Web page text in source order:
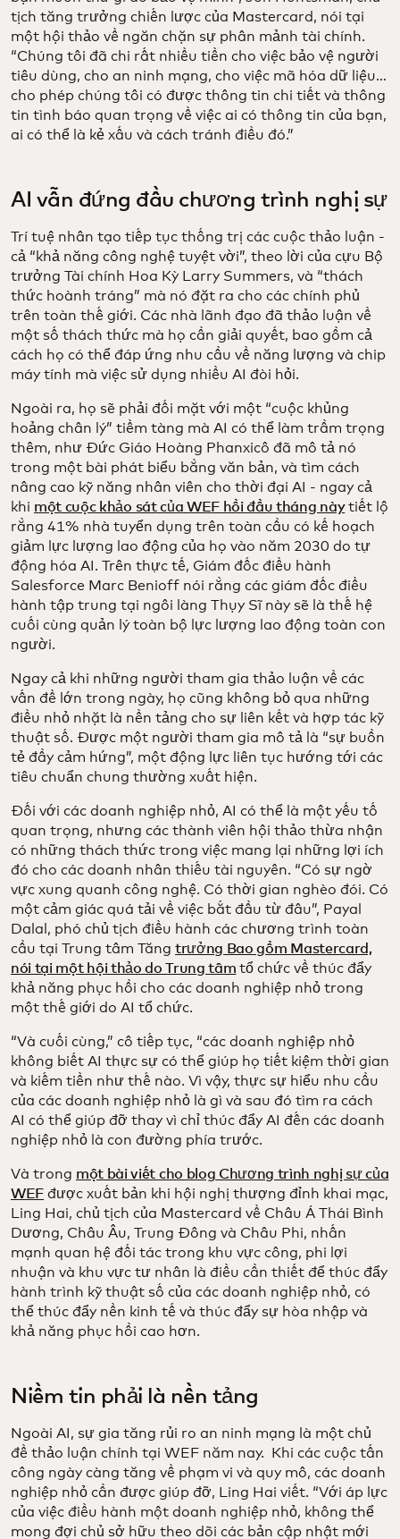
tịch tăng trưởng chiến lược của Mastercard, nói tại
một hội thảo về ngăn chặn sự phân mảnh tài chính.
“Chúng tôi đã chi rất nhiều tiền cho việc bảo vệ người
tiêu dùng, cho an ninh mạng, cho việc mã hóa dữ liệu…
cho phép chúng tôi có được thông tin chi tiết và thông
tin tình báo quan trọng về việc ai có thông tin của bạn,
ai có thể là kẻ xấu và cách tránh điều đó.”
AI vẫn đứng đầu chương trình nghị sự
Trí tuệ nhân tạo tiếp tục thống trị các cuộc thảo luận -
cả “khả năng công nghệ tuyệt vời”, theo lời của cựu Bộ
trưởng Tài chính Hoa Kỳ Larry Summers, và “thách
thức hoành tráng” mà nó đặt ra cho các chính phủ
trên toàn thế giới. Các nhà lãnh đạo đã thảo luận về
một số thách thức mà họ cần giải quyết, bao gồm cả
cách họ có thể đáp ứng nhu cầu về năng lượng và chip
máy tính mà việc sử dụng nhiều AI đòi hỏi.
Ngoài ra, họ sẽ phải đối mặt với một “cuộc khủng
hoảng chân lý” tiềm tàng mà AI có thể làm trầm trọng
thêm, như Đức Giáo Hoàng Phanxicô đã mô tả nó
trong một bài phát biểu bằng văn bản, và tìm cách
nâng cao kỹ năng nhân viên cho thời đại AI - ngay cả
khi một cuộc khảo sát của WEF hồi đầu tháng nàytiết lộ
rằng 41% nhà tuyển dụng trên toàn cầu có kế hoạch
giảm lực lượng lao động của họ vào năm 2030 do tự
động hóa AI. Trên thực tế, Giám đốc điều hành
Salesforce Marc Benioff nói rằng các giám đốc điều
hành tập trung tại ngôi làng Thụy Sĩ này sẽ là thế hệ
cuối cùng quản lý toàn bộ lực lượng lao động toàn con
người.
Ngay cả khi những người tham gia thảo luận về các
vấn đề lớn trong ngày, họ cũng không bỏ qua những
điều nhỏ nhặt là nền tảng cho sự liên kết và hợp tác kỹ
thuật số. Được một người tham gia mô tả là “sự buồn
tẻ đầy cảm hứng”, một động lực liên tục hướng tới các
tiêu chuẩn chung thường xuất hiện.
Đối với các doanh nghiệp nhỏ, AI có thể là một yếu tố
quan trọng, nhưng các thành viên hội thảo thừa nhận
có những thách thức trong việc mang lại những lợi ích
đó cho các doanh nhân thiếu tài nguyên. “Có sự ngờ
vực xung quanh công nghệ. Có thời gian nghèo đói. Có
một cảm giác quá tải về việc bắt đầu từ đâu”, Payal
Dalal, phó chủ tịch điều hành các chương trình toàn
cầu tại Trung tâm Tăng trưởng Bao gồm Mastercard,
nói tại một hội thảo do Trung tâm tổ chức về thúc đẩy
khả năng phục hồi cho các doanh nghiệp nhỏ trong
một thế giới do AI tổ chức.
“Và cuối cùng,” cô tiếp tục, “các doanh nghiệp nhỏ
không biết AI thực sự có thể giúp họ tiết kiệm thời gian
và kiếm tiền như thế nào. Vì vậy, thực sự hiểu nhu cầu
của các doanh nghiệp nhỏ là gì và sau đó tìm ra cách
AI có thể giúp đỡ thay vì chỉ thúc đẩy AI đến các doanh
nghiệp nhỏ là con đường phía trước.
Và trong một bài viết cho blog Chương trình nghị sự của
WEF được xuất bản khi hội nghị thượng đỉnh khai mạc,
Ling Hai, chủ tịch của Mastercard về Châu Á Thái Bình
Dương, Châu Âu, Trung Đông và Châu Phi, nhấn
mạnh quan hệ đối tác trong khu vực công, phi lợi
nhuận và khu vực tư nhân là điều cần thiết để thúc đẩy
hành trình kỹ thuật số của các doanh nghiệp nhỏ, có
thể thúc đẩy nền kinh tế và thúc đẩy sự hòa nhập và
khả năng phục hồi cao hơn.
Niềm tin phải là nền tảng
Ngoài AI, sự gia tăng rủi ro an ninh mạng là một chủ
đề thảo luận chính tại WEF năm nay. Khi các cuộc tấn
công ngày càng tăng về phạm vi và quy mô, các doanh
nghiệp nhỏ cần được giúp đỡ, Ling Hai viết. “Với áp lực
của việc điều hành một doanh nghiệp nhỏ, không thể
mong đợi chủ sở hữu theo dõi các bản cập nhật mới